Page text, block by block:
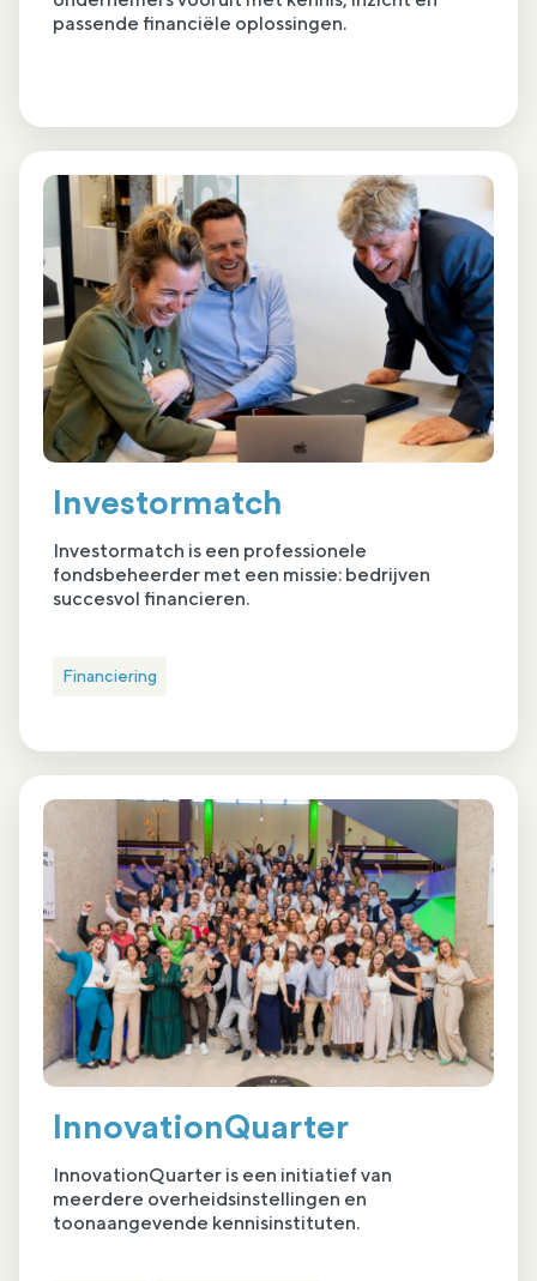
passende financiële oplossingen.
Investormatch
Investormatch is een professionele
fondsbeheerder met een missie: bedrijven
succesvol financieren.
Financiering
InnovationQuarter
InnovationQuarter is een initiatief van
meerdere overheidsinstellingen en
toonaangevende kennisinstituten.